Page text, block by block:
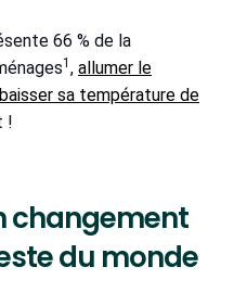
66 % de la
1 , allumer le
baisser sa température de
!
changement
du monde